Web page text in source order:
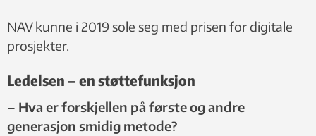
NAV kunne i 2019 sole seg med prisen for digitale
prosjekter.
Ledelsen – en støttefunksjon
– Hva er forskjellen på første og andre
generasjon smidig metode?